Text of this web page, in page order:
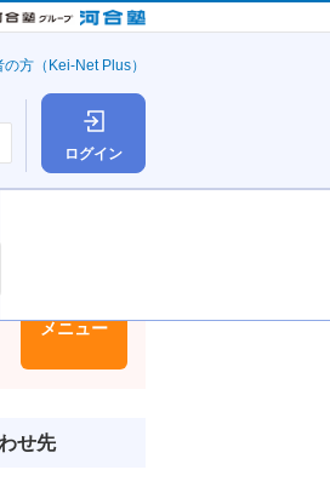
ログイン
方（Kei-Net Plus）
メニュー
せ先